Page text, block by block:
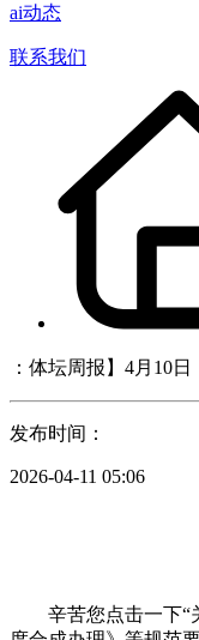
ai动态
联系我们
：体坛周报】4月10日
发布时间：
2026-04-11 05:06
辛苦您点击一下“关